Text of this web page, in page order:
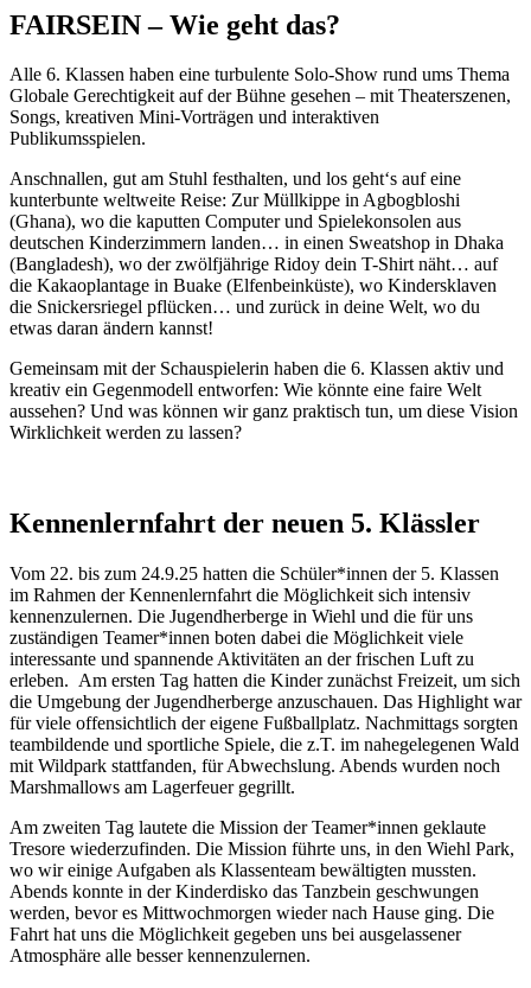
FAIRSEIN – Wie geht das?
Alle 6. Klassen haben eine turbulente Solo-Show rund ums Thema
Globale Gerechtigkeit auf der Bühne gesehen – mit Theaterszenen,
Songs, kreativen Mini-Vorträgen und interaktiven
Publikumsspielen.
Anschnallen, gut am Stuhl festhalten, und los geht‘s auf eine
kunterbunte weltweite Reise: Zur Müllkippe in Agbogbloshi
(Ghana), wo die kaputten Computer und Spielekonsolen aus
deutschen Kinderzimmern landen… in einen Sweatshop in Dhaka
(Bangladesh), wo der zwölfjährige Ridoy dein T-Shirt näht… auf
die Kakaoplantage in Buake (Elfenbeinküste), wo Kindersklaven
die Snickersriegel pflücken… und zurück in deine Welt, wo du
etwas daran ändern kannst!
Gemeinsam mit der Schauspielerin haben die 6. Klassen aktiv und
kreativ ein Gegenmodell entworfen: Wie könnte eine faire Welt
aussehen? Und was können wir ganz praktisch tun, um diese Vision
Wirklichkeit werden zu lassen?
Kennenlernfahrt der neuen 5. Klässler
Vom 22. bis zum 24.9.25 hatten die Schüler*innen der 5. Klassen
im Rahmen der Kennenlernfahrt die Möglichkeit sich intensiv
kennenzulernen. Die Jugendherberge in Wiehl und die für uns
zuständigen Teamer*innen boten dabei die Möglichkeit viele
interessante und spannende Aktivitäten an der frischen Luft zu
erleben. Am ersten Tag hatten die Kinder zunächst Freizeit, um sich
die Umgebung der Jugendherberge anzuschauen. Das Highlight war
für viele offensichtlich der eigene Fußballplatz. Nachmittags sorgten
teambildende und sportliche Spiele, die z.T. im nahegelegenen Wald
mit Wildpark stattfanden, für Abwechslung. Abends wurden noch
Marshmallows am Lagerfeuer gegrillt.
Am zweiten Tag lautete die Mission der Teamer*innen geklaute
Tresore wiederzufinden. Die Mission führte uns, in den Wiehl Park,
wo wir einige Aufgaben als Klassenteam bewältigten mussten.
Abends konnte in der Kinderdisko das Tanzbein geschwungen
werden, bevor es Mittwochmorgen wieder nach Hause ging. Die
Fahrt hat uns die Möglichkeit gegeben uns bei ausgelassener
Atmosphäre alle besser kennenzulernen.